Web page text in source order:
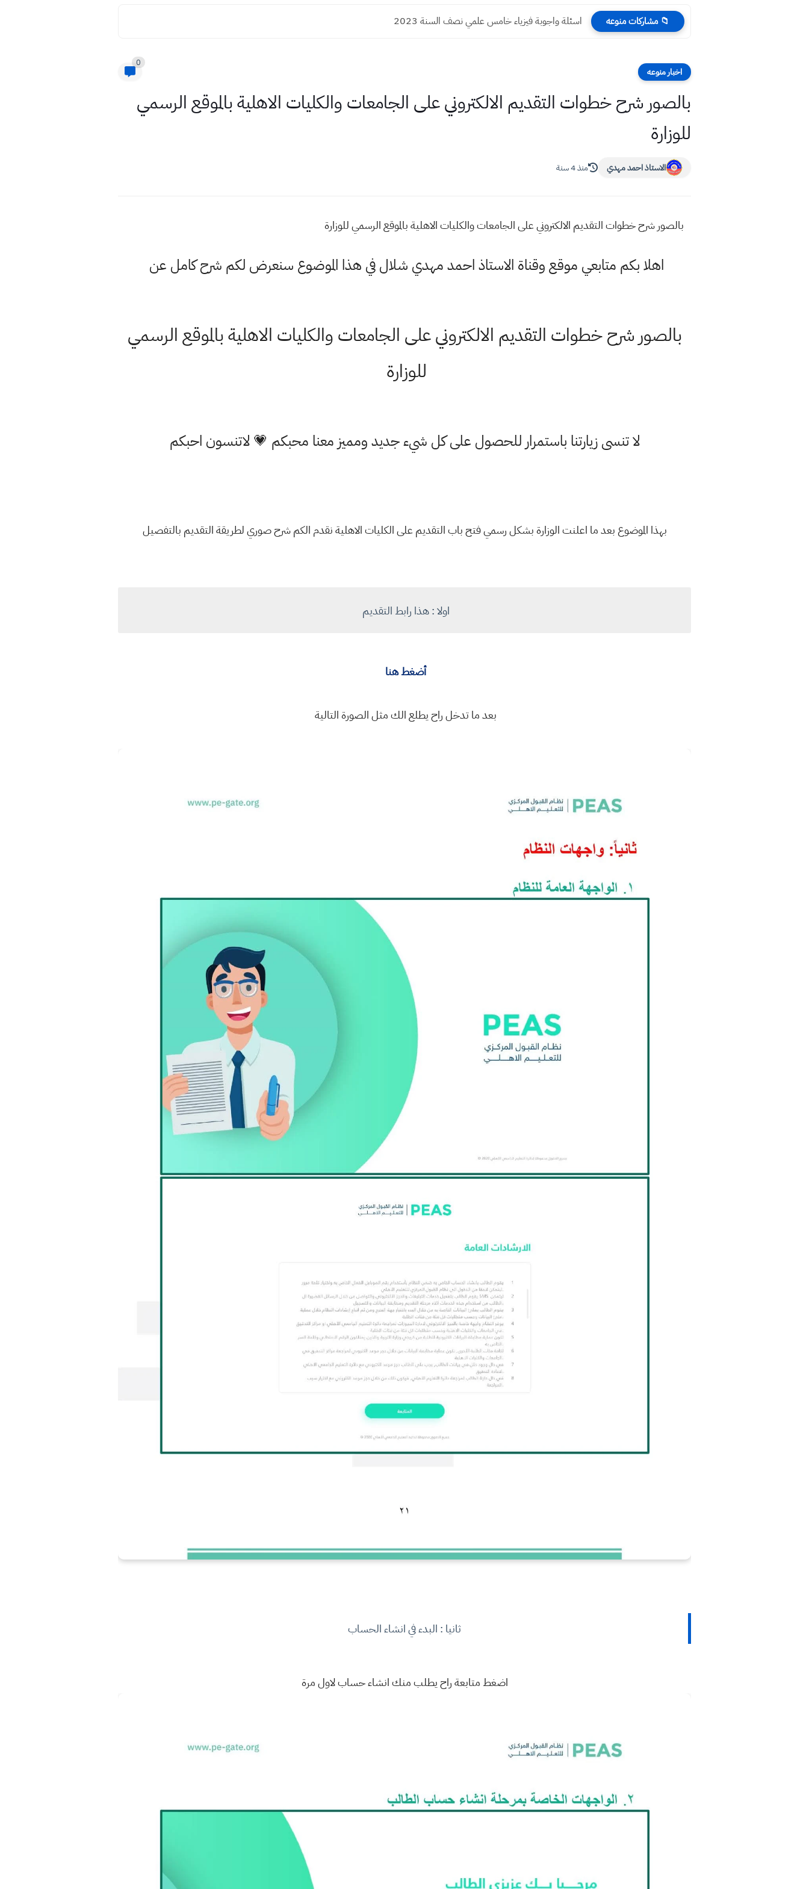
📁 مشاركات منوعه اسئلة واجوبة فيزياء خامس علمي نصف السنة 2023
اخبار منوعه
0
بالصور شرح خطوات التقديم الالكتروني على الجامعات والكليات الاهلية بالموقع الرسمي
للوزارة
الاستاذ احمد مهدي منذ 4 سنة
بالصور شرح خطوات التقديم الالكتروني على الجامعات والكليات الاهلية بالموقع الرسمي للوزارة
اهلا بكم متابعي موقع وقناة الاستاذ احمد مهدي شلال في هذا الموضوع سنعرض لكم شرح كامل عن
بالصور شرح خطوات التقديم الالكتروني على الجامعات والكليات الاهلية بالموقع الرسمي
للوزارة
لا تنسى زيارتنا باستمرار للحصول على كل شيء جديد ومميز معنا محبكم 💗 لاتنسون احبكم
بهذا الموضوع بعد ما اعلنت الوزارة بشكل رسمي فتح باب التقديم على الكليات الاهلية نقدم الكم شرح صوري لطريقة التقديم بالتفصيل
اولا : هذا رابط التقديم
أضغط هنا
بعد ما تدخل راح يطلع الك مثل الصورة التالية
ثانيا : البدء في انشاء الحساب
اضغط متابعة راح يطلب منك انشاء حساب لاول مرة